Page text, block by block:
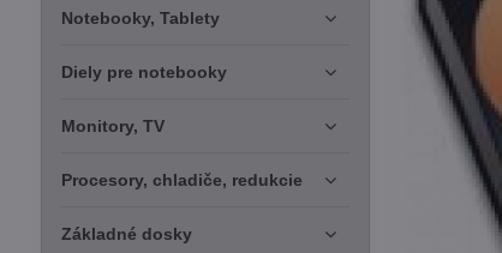
Notebooky, Tablety
Diely pre notebooky
Monitory, TV
Procesory, chladiče, redukcie
Základné dosky